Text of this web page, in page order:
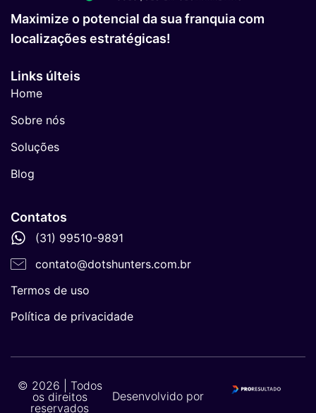
Maximize o potencial da sua franquia com
localizações estratégicas!
Links últeis
Home
Sobre nós
Soluções
Blog
Contatos
(31) 99510-9891
contato@dotshunters.com.br
Termos de uso
Política de privacidade
© 2026 | Todos
os direitos
reservados
Desenvolvido por